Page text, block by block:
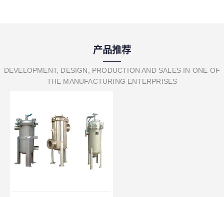
产品推荐
DEVELOPMENT, DESIGN, PRODUCTION AND SALES IN ONE OF
THE MANUFACTURING ENTERPRISES